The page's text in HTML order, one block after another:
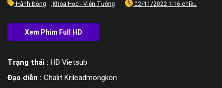
Hành Động , Khoa Học - Viễn Tưởng 02/11/2022 1:16 chiều
Trạng thái : HD Vietsub
Đạo diễn : Chalit Krileadmongkon